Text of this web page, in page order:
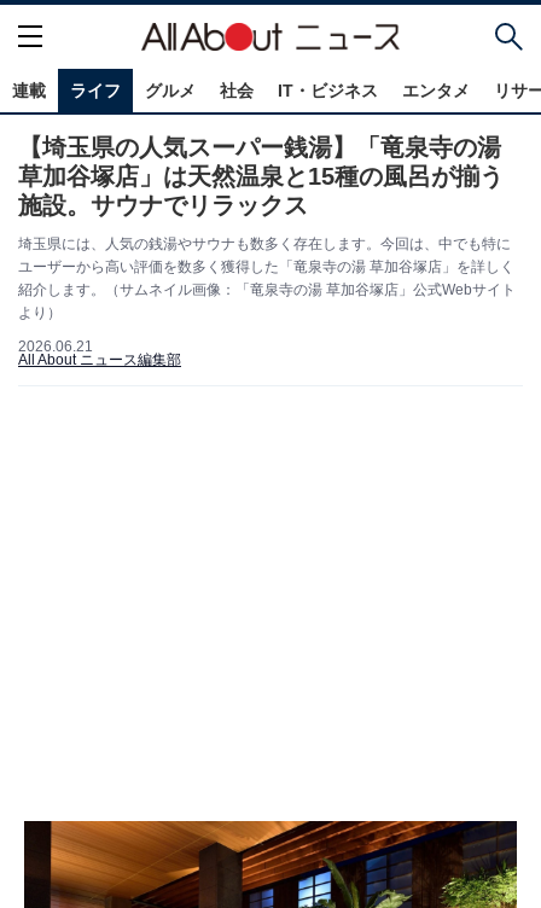
連載 ライフ グルメ 社会 IT・ビジネス エンタメ リサ
【埼玉県の人気スーパー銭湯】「竜泉寺の湯
草加谷塚店」は天然温泉と15種の風呂が揃う
施設。サウナでリラックス
埼玉県には、人気の銭湯やサウナも数多く存在します。今回は、中でも特に
ユーザーから高い評価を数多く獲得した「竜泉寺の湯 草加谷塚店」を詳しく
紹介します。（サムネイル画像：「竜泉寺の湯 草加谷塚店」公式Webサイト
より）
2026.06.21
All About ニュース編集部